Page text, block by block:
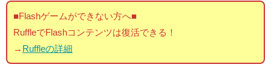
■Flashゲームができない方へ■
RuffleでFlashコンテンツは復活できる！
→ Ruffleの詳細